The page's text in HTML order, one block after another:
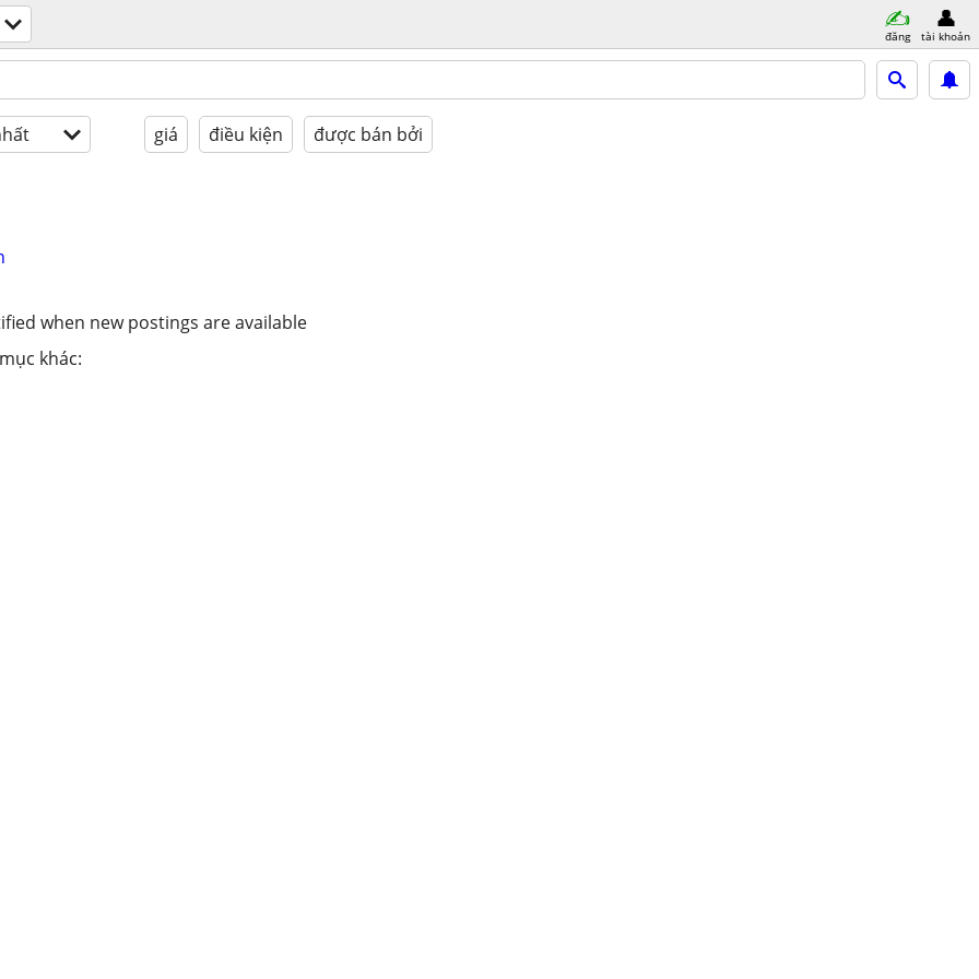
đăng tài khoản
giá điều kiện được bán bởi
when new postings are available
khác: